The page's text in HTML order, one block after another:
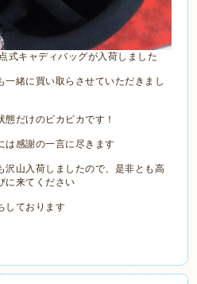
式キャディバッグが入荷しました
一緒に買い取らさせていただきまし
だけのピカピカです！
は感謝の一言に尽きます
沢山入荷しましたので、是非とも高
に来てください
しております